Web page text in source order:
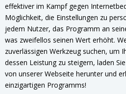
effektiver im Kampf gegen
Möglichkeit, die Einstellungen zu
jedem Nutzer, das Programm an
was zweifellos seinen Wert erhöht.
zuverlässigen Werkzeug suchen, um
dessen Leistung zu steigern, laden
von unserer Webseite herunter und
einzigartigen Programms!